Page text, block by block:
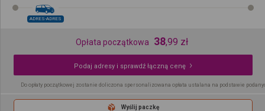
ADRES-ADRES
Opłata początkowa 38,99 zł
Podaj adresy i sprawdź łączną cenę
Do opłaty początkowej zostanie doliczona spersonalizowana opłata ustalana na podstawie
Wyślij paczkę